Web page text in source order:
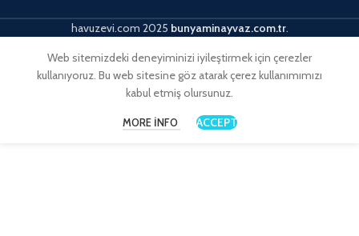
havuzevi.com 2025 bunyaminayvaz.com.tr.
Web sitemizdeki deneyiminizi iyileştirmek için çerezler
kullanıyoruz. Bu web sitesine göz atarak çerez kullanımımızı
kabul etmiş olursunuz.
MORE INFO ACCEPT